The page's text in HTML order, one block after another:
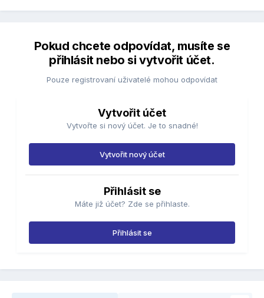
Pokud chcete odpovídat, musíte se
přihlásit nebo si vytvořit účet.
Pouze registrovaní uživatelé mohou odpovídat
Vytvořit účet
Vytvořte si nový účet. Je to snadné!
Vytvořit nový účet
Přihlásit se
Máte již účet? Zde se přihlaste.
Přihlásit se